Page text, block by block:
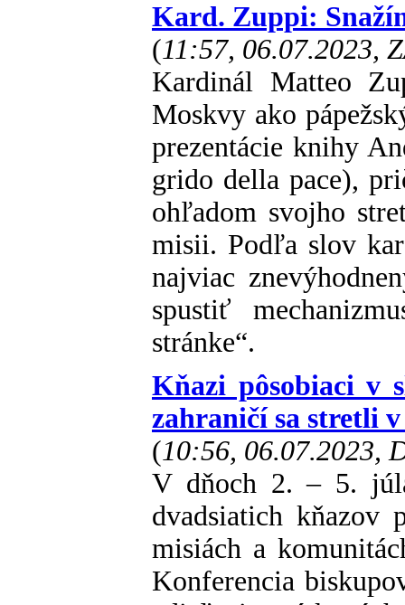
Kard. Zuppi:
(11:57, 06.07.2023,
Kardinál Matteo
Moskvy ako
prezentácie knihy
grido della pace),
ohľadom svojho
misii. Podľa slov
najviac
spustiť
stránke“.
Kňazi pôsobiaci v
zahraničí sa stretli
(10:56, 06.07.2023,
V dňoch 2. – 5.
dvadsiatich kňazov
misiách a
Konferencia